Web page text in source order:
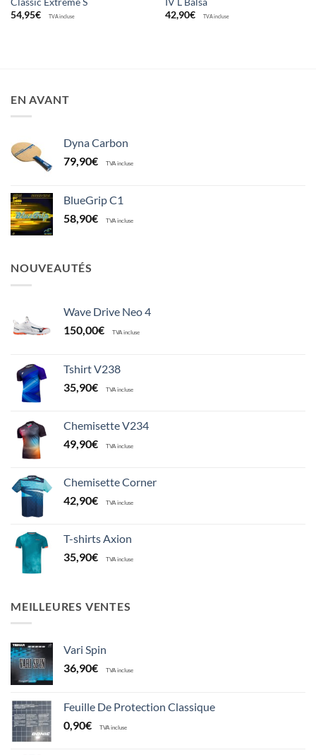
54,95€ TVA incluse
42,90€ TVA incluse
EN AVANT
Dyna Carbon
79,90€ TVA incluse
BlueGrip C1
58,90€ TVA incluse
NOUVEAUTÉS
Wave Drive Neo 4
150,00€ TVA incluse
Tshirt V238
35,90€ TVA incluse
Chemisette V234
49,90€ TVA incluse
Chemisette Corner
42,90€ TVA incluse
T-shirts Axion
35,90€ TVA incluse
MEILLEURES VENTES
Vari Spin
36,90€ TVA incluse
Feuille De Protection Classique
0,90€ TVA incluse